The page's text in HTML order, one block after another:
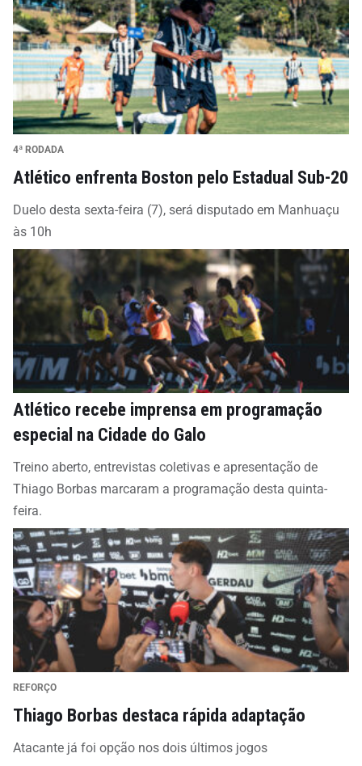
4ª RODADA
Atlético enfrenta Boston pelo Estadual Sub-20
Duelo desta sexta-feira (7), será disputado em Manhuaçu
às 10h
Atlético recebe imprensa em programação
especial na Cidade do Galo
Treino aberto, entrevistas coletivas e apresentação de
Thiago Borbas marcaram a programação desta quinta-
feira.
REFORÇO
Thiago Borbas destaca rápida adaptação
Atacante já foi opção nos dois últimos jogos